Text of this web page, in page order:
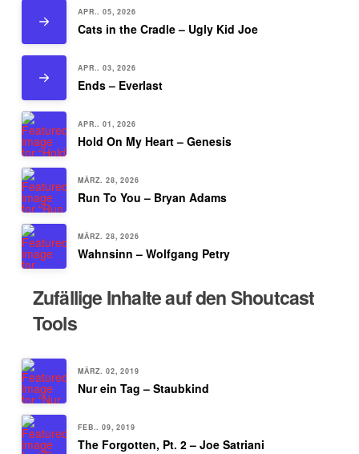
APR.. 05, 2026
Cats in the Cradle – Ugly Kid Joe
APR.. 03, 2026
Ends – Everlast
APR.. 01, 2026
Hold On My Heart – Genesis
MÄRZ. 28, 2026
Run To You – Bryan Adams
MÄRZ. 28, 2026
Wahnsinn – Wolfgang Petry
Zufällige Inhalte auf den Shoutcast
Tools
MÄRZ. 02, 2019
Nur ein Tag – Staubkind
FEB.. 09, 2019
The Forgotten, Pt. 2 – Joe Satriani